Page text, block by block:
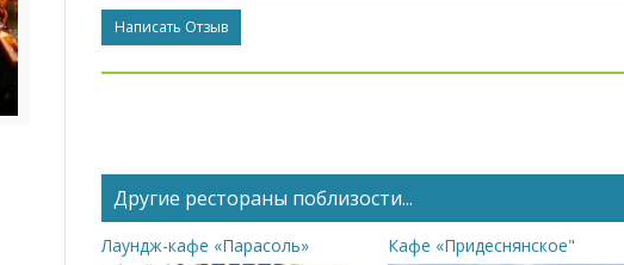
Написать Отзыв
Другие рестораны поблизости...
Лаундж-кафе «Парасоль» Кафе «Придеснянское"